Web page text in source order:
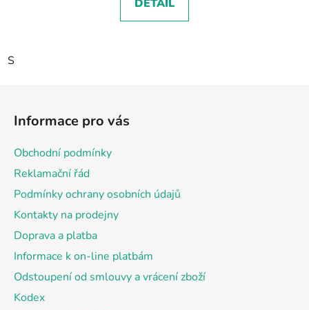
DETAIL
S
Informace pro vás
Obchodní podmínky
Reklamační řád
Podmínky ochrany osobních údajů
Kontakty na prodejny
Doprava a platba
Informace k on-line platbám
Odstoupení od smlouvy a vrácení zboží
Kodex